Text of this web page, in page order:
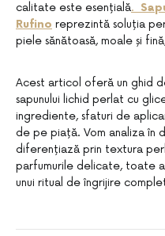
calitate este esențială.
Rufino reprezintă soluția
piele sănătoasă, moale și
Acest articol oferă un ghid
sapunului lichid perlat cu
ingrediente, sfaturi de
de pe piață. Vom analiza în
diferențiază prin textura
parfumurile delicate, toate
unui ritual de îngrijire